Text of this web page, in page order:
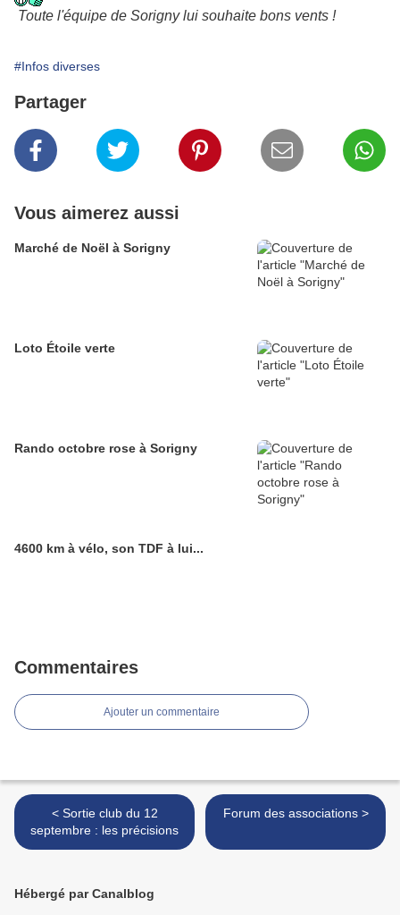
Toute l'équipe de Sorigny lui souhaite bons vents !
#Infos diverses
Partager
Vous aimerez aussi
Marché de Noël à Sorigny
Loto Étoile verte
Rando octobre rose à Sorigny
4600 km à vélo, son TDF à lui...
Commentaires
Ajouter un commentaire
< Sortie club du 12
septembre : les précisions
Forum des associations >
Hébergé par Canalblog